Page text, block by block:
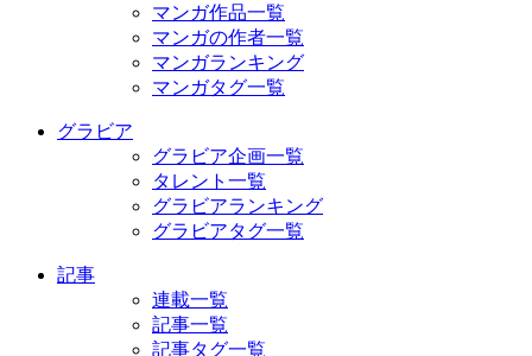
マンガ作品一覧
マンガの作者一覧
マンガランキング
マンガタグ一覧
グラビア
グラビア企画一覧
タレント一覧
グラビアランキング
グラビアタグ一覧
記事
連載一覧
記事一覧
記事タグ一覧